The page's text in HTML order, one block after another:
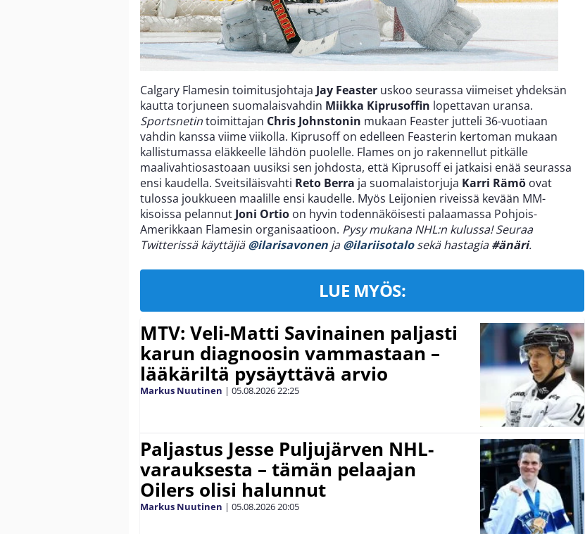
Calgary Flamesin toimitusjohtaja Jay Feaster uskoo seurassa viimeiset yhdeksän
kautta torjuneen suomalaisvahdin Miikka Kiprusoffin lopettavan uransa.
Sportsnetintoimittajan Chris Johnstonin mukaan Feaster jutteli 36-vuotiaan
vahdin kanssa viime viikolla. Kiprusoff on edelleen Feasterin kertoman mukaan
kallistumassa eläkkeelle lähdön puolelle. Flames on jo rakennellut pitkälle
maalivahtiosastoaan uusiksi sen johdosta, että Kiprusoff ei jatkaisi enää seurassa
ensi kaudella. Sveitsiläisvahti Reto Berra ja suomalaistorjuja Karri Rämö ovat
tulossa joukkueen maalille ensi kaudelle. Myös Leijonien riveissä kevään MM-
kisoissa pelannut Joni Ortio on hyvin todennäköisesti palaamassa Pohjois-
Amerikkaan Flamesin organisaatioon. Pysy mukana NHL:n kulussa! Seuraa
Twitterissä käyttäjiä@ilarisavonen ja@ilariisotalosekä hastagia#änäri.
LUE MYÖS:
MTV: Veli-Matti Savinainen paljasti
karun diagnoosin vammastaan –
lääkäriltä pysäyttävä arvio
Markus Nuutinen | 05.08.202622:25
Paljastus Jesse Puljujärven NHL-
varauksesta – tämän pelaajan
Oilers olisi halunnut
Markus Nuutinen | 05.08.202620:05